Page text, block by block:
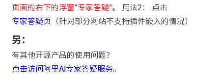
页面的右下的浮窗”专家答疑“。 用法2： 点击
专家答疑页 （针对部分网站不支持插件嵌入的情况）
另：
有其他开源产品的使用问题？
点击访问阿里AI专家答疑服务。